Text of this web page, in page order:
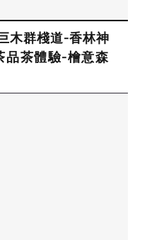
木群棧道-香林神
品茶體驗-檜意森